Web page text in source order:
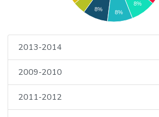
8%
8%
8%
2013-2014
2009-2010
2011-2012